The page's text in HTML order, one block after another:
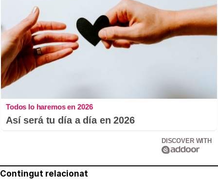
Todos lo haremos en 2026
Así será tu día a día en 2026
DISCOVER WITH
Contingut relacionat